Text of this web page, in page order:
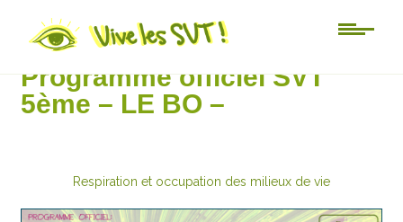
5ème
Programme officiel SVT
5ème – LE BO –
Respiration et occupation des milieux de vie